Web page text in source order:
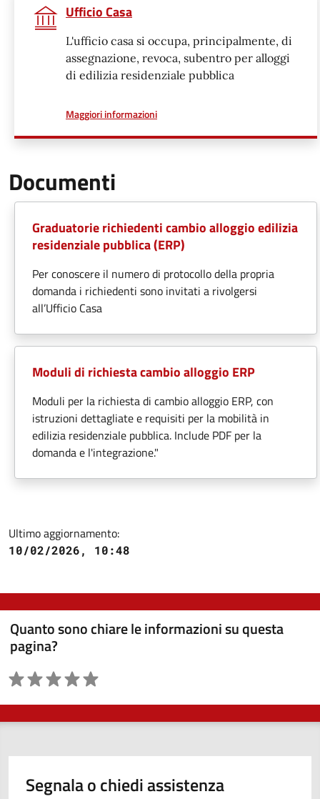
Ufficio Casa
L'ufficio casa si occupa, principalmente, di
assegnazione, revoca, subentro per alloggi
di edilizia residenziale pubblica
Maggiori informazionia proposito di
Documenti
Graduatorie richiedenti cambio alloggio edilizia
residenziale pubblica (ERP)
Per conoscere il numero di protocollo della propria
domanda i richiedenti sono invitati a rivolgersi
all’Ufficio Casa
Moduli di richiesta cambio alloggio ERP
Moduli per la richiesta di cambio alloggio ERP, con
istruzioni dettagliate e requisiti per la mobilità in
edilizia residenziale pubblica. Include PDF per la
domanda e l'integrazione."
Ultimo aggiornamento:
10/02/2026, 10:48
Quanto sono chiare le informazioni su questa
pagina?
Valutazione
Segnala o chiedi assistenza